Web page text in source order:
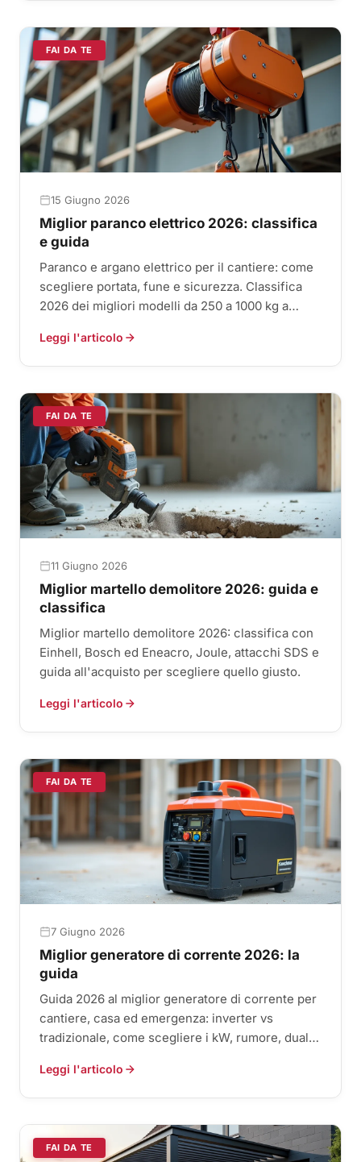
FAI DA TE
15 Giugno 2026
Miglior paranco elettrico 2026: classifica
e guida
Paranco e argano elettrico per il cantiere: come
scegliere portata, fune e sicurezza. Classifica
2026 dei migliori modelli da 250 a 1000 kg a
Leggi l'articolo
FAI DA TE
11 Giugno 2026
Miglior martello demolitore 2026: guida e
classifica
Miglior martello demolitore 2026: classifica con
Einhell, Bosch ed Eneacro, Joule, attacchi SDS e
guida all'acquisto per scegliere quello giusto.
Leggi l'articolo
FAI DA TE
7 Giugno 2026
Miglior generatore di corrente 2026: la
guida
Guida 2026 al miglior generatore di corrente per
cantiere, casa ed emergenza: inverter vs
tradizionale, come scegliere i kW, rumore, dual
Leggi l'articolo
FAI DA TE